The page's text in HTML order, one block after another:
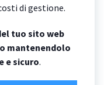
di gestione.
tuo sito web
mantenendolo
e sicuro.